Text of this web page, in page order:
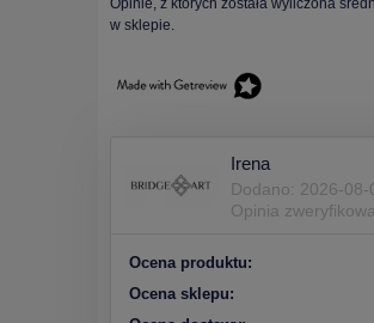
Opinie, z których została wyliczona
w sklepie.
Irena
Dodano: 2026-08-
Opinia
Ocena produktu:
Ocena sklepu: